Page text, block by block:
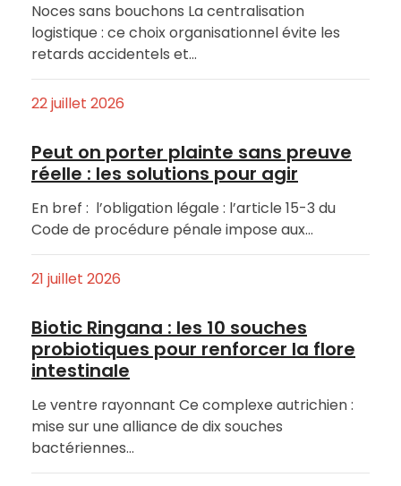
Noces sans bouchons La centralisation
logistique : ce choix organisationnel évite les
retards accidentels et…
22 juillet 2026
Peut on porter plainte sans preuve
réelle : les solutions pour agir
En bref : l’obligation légale : l’article 15-3 du
Code de procédure pénale impose aux…
21 juillet 2026
Biotic Ringana : les 10 souches
probiotiques pour renforcer la flore
intestinale
Le ventre rayonnant Ce complexe autrichien :
mise sur une alliance de dix souches
bactériennes…